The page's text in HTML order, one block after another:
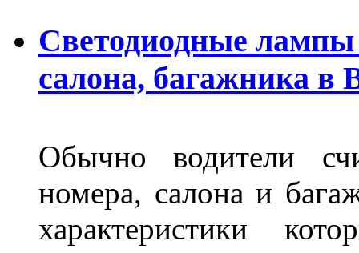
Светодиодные лампы
салона, багажника в
Обычно водители
номера, салона и
характеристики